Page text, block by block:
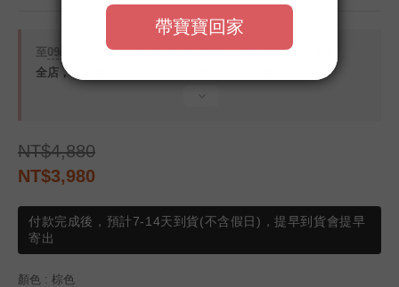
至09/08 16:00 截止全店，八月放暑假，滿 $2500 超商免運
全店，🦦消費滿NT$3800享**台灣超商**免運費
NT$4,880
NT$3,980
付款完成後，預計7-14天到貨(不含假日)，提早到貨會提早
寄出
顏色 : 棕色